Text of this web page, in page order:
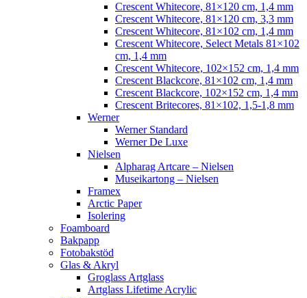
Crescent Whitecore, 81×120 cm, 1,4 mm
Crescent Whitecore, 81×120 cm, 3,3 mm
Crescent Whitecore, 81×102 cm, 1,4 mm
Crescent Whitecore, Select Metals 81×102
cm, 1,4 mm
Crescent Whitecore, 102×152 cm, 1,4 mm
Crescent Blackcore, 81×102 cm, 1,4 mm
Crescent Blackcore, 102×152 cm, 1,4 mm
Crescent Britecores, 81×102, 1,5-1,8 mm
Werner
Werner Standard
Werner De Luxe
Nielsen
Alpharag Artcare – Nielsen
Museikartong – Nielsen
Framex
Arctic Paper
Isolering
Foamboard
Bakpapp
Fotobakstöd
Glas & Akryl
Groglass Artglass
Artglass Lifetime Acrylic